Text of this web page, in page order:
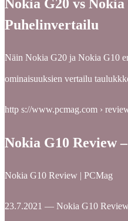
Nokia G20 vs Nokia
Puhelinvertailu
Näin Nokia G20 ja Nokia G10
ominaisuuksien vertailu
http s://www.pcmag.com ›
Nokia G10 Review
Nokia G10 Review | PCMag
23.7.2021 — Nokia G10